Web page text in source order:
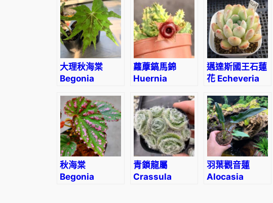
大理秋海棠
Begonia
蘿藦鎬馬錦
Huernia
Variegata
邁達斯國王石蓮
花 Echeveria
(3- 4cm)
秋海棠
Begonia
青鎖龍屬
Crassula
羽葉觀音蓮
Alocasia